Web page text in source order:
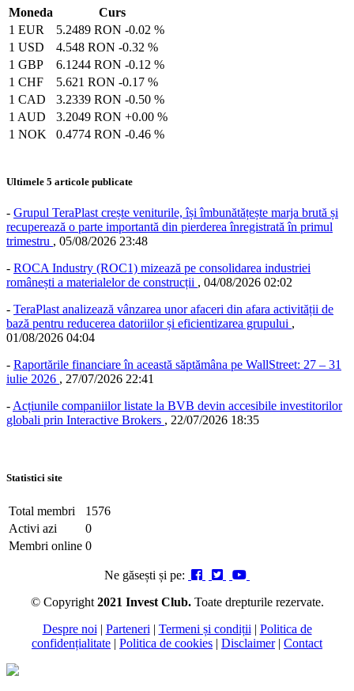
Moneda
Curs
1 EUR
5.2489 RON -0.02 %
1 USD
4.548 RON -0.32 %
1 GBP
6.1244 RON -0.12 %
1 CHF
5.621 RON -0.17 %
1 CAD
3.2339 RON -0.50 %
1 AUD
3.2049 RON +0.00 %
1 NOK
0.4774 RON -0.46 %
Ultimele 5 articole publicate
- Grupul TeraPlast crește veniturile, își îmbunătățește marja brută și
recuperează o parte importantă din pierderea înregistrată în primul
trimestru , 05/08/2026 23:48
- ROCA Industry (ROC1) mizează pe consolidarea industriei
românești a materialelor de construcții , 04/08/2026 02:02
- TeraPlast analizează vânzarea unor afaceri din afara activității de
bază pentru reducerea datoriilor și eficientizarea grupului ,
01/08/2026 04:04
- Raportările financiare în această săptămâna pe WallStreet: 27 – 31
iulie 2026 , 27/07/2026 22:41
- Acțiunile companiilor listate la BVB devin accesibile investitorilor
globali prin Interactive Brokers , 22/07/2026 18:35
Statistici site
Total membri
1576
Activi azi
0
Membri online 0
Ne găsești și pe:
© Copyright 2021 Invest Club. Toate drepturile rezervate.
Despre noi | Parteneri | Termeni și condiții | Politica de
confidențialitate | Politica de cookies | Disclaimer| Contact